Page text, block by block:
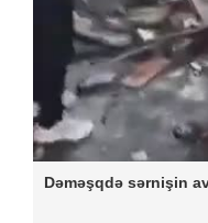
Dəməşqdə sərnişin